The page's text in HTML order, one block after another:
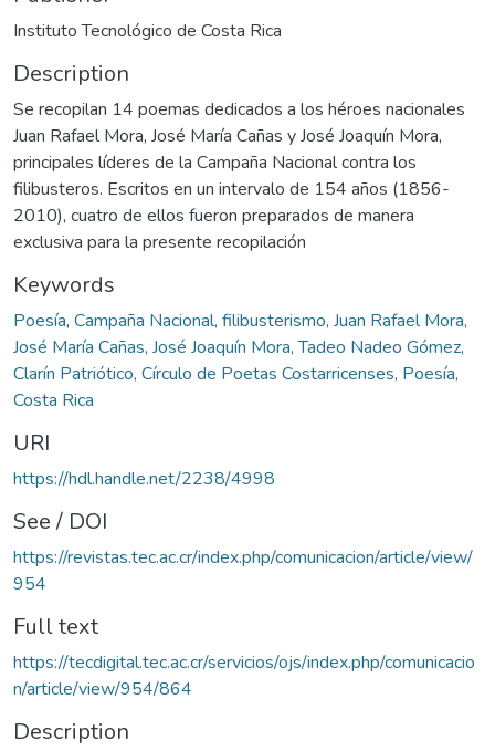
Instituto Tecnológico de Costa Rica
Description
Se recopilan 14 poemas dedicados a los héroes nacionales
Juan Rafael Mora, José María Cañas y José Joaquín Mora,
principales líderes de la Campaña Nacional contra los
filibusteros. Escritos en un intervalo de 154 años (1856-
2010), cuatro de ellos fueron preparados de manera
exclusiva para la presente recopilación
Keywords
Poesía, Campaña Nacional, filibusterismo, Juan Rafael Mora,
José María Cañas, José Joaquín Mora, Tadeo Nadeo Gómez,
Clarín Patriótico, Círculo de Poetas Costarricenses, Poesía,
Costa Rica
URI
https://hdl.handle.net/2238/4998
See / DOI
https://revistas.tec.ac.cr/index.php/comunicacion/article/view/
954
Full text
https://tecdigital.tec.ac.cr/servicios/ojs/index.php/comunicacio
n/article/view/954/864
Description